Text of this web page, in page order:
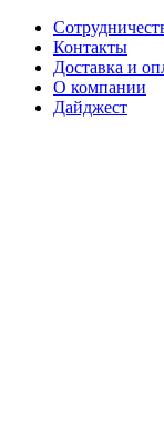
Контакты
Доставка и
О компании
Дайджест